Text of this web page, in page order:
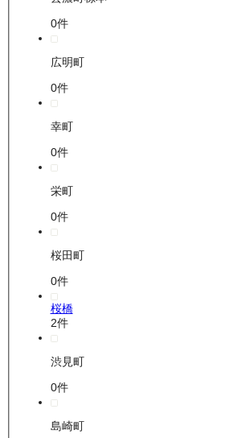
0件
広明町
0件
幸町
0件
栄町
0件
桜田町
0件
桜橋
2件
渋見町
0件
島崎町